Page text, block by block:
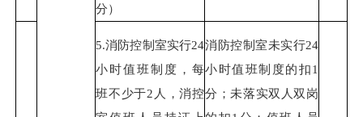
分）
5.消防控制室实行24
小时值班制度，每
班不少于2人，消控
消防控制室未实行24
小时值班制度的扣1
分；未落实双人双岗